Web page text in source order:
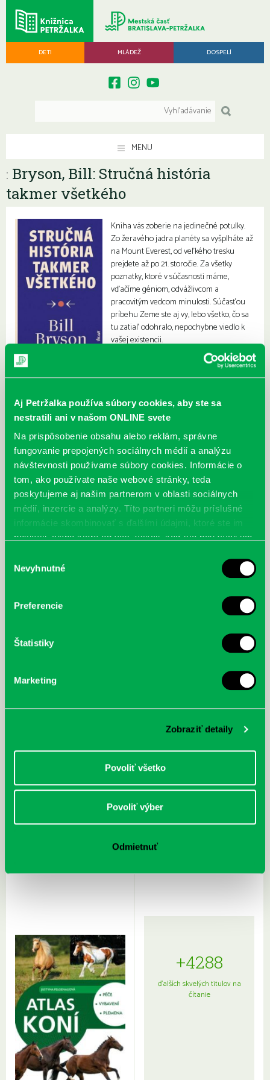
Aj Petržalka používa súbory cookies, aby ste sa
nestratili ani v našom ONLINE svete
Na prispôsobenie obsahu alebo reklám, správne
fungovanie prepojených sociálnych médií a analýzu
návštevnosti používame súbory cookies. Informácie o
tom, ako používate naše webové stránky, teda
poskytujeme aj našim partnerom v oblasti sociálnych
médií, inzercie a analýzy. Títo partneri môžu príslušné
informácie skombinovať s ďalšími údajmi, ktoré ste im
poskytli, alebo ktoré od vás získali, keď ste používali ich
súhlasu
Nevyhnutné
Preferencie
Štatistiky
Marketing
Zobraziť detaily
Povoliť všetko
Povoliť výber
Odmietnuť
DETI MLÁDEŽ DOSPELÍ
MENU
: Bryson, Bill: Stručná história
takmer všetkého
Kniha vás zoberie na jedinečné potulky.
Zo žeravého jadra planéty sa vyšplháte až
na Mount Everest, od veľkého tresku
prejdete až po 21. storočie. Za všetky
poznatky, ktoré v súčasnosti máme,
vďačíme géniom, odvážlivcom a
pracovitým vedcom minulosti. Súčasťou
príbehu Zeme ste aj vy, lebo všetko, čo sa
tu zatiaľ odohralo, nepochybne viedlo k
vašej existencii.
cyklistu modernej doby:
Rudź, Przemyslaw: Atlas hviezd:
Hardy, Paula: Japonsko na tanieri:
+4288
ďalších skvelých titulov na
čítanie